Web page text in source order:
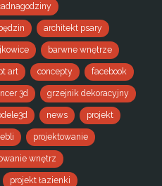
architekt psary
barwne wnętrze
art concepty facebook
3d grzejnik dekoracyjny
news projekt
projektowanie
wnętrz
projekt łazienki